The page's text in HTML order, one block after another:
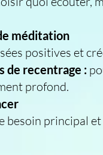
méditation
positives et
de recentrage :
profond.
principal